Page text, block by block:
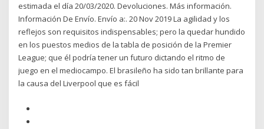
estimada el día 20/03/2020. Devoluciones. Más información.
Información De Envío. Envío a:. 20 Nov 2019 La agilidad y los
reflejos son requisitos indispensables; pero la quedar hundido
en los puestos medios de la tabla de posición de la Premier
League; que él podría tener un futuro dictando el ritmo de
juego en el mediocampo. El brasileño ha sido tan brillante para
la causa del Liverpool que es fácil